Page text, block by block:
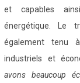
et capables
énergétique. Le
également tenu
industriels et
avons beaucoup